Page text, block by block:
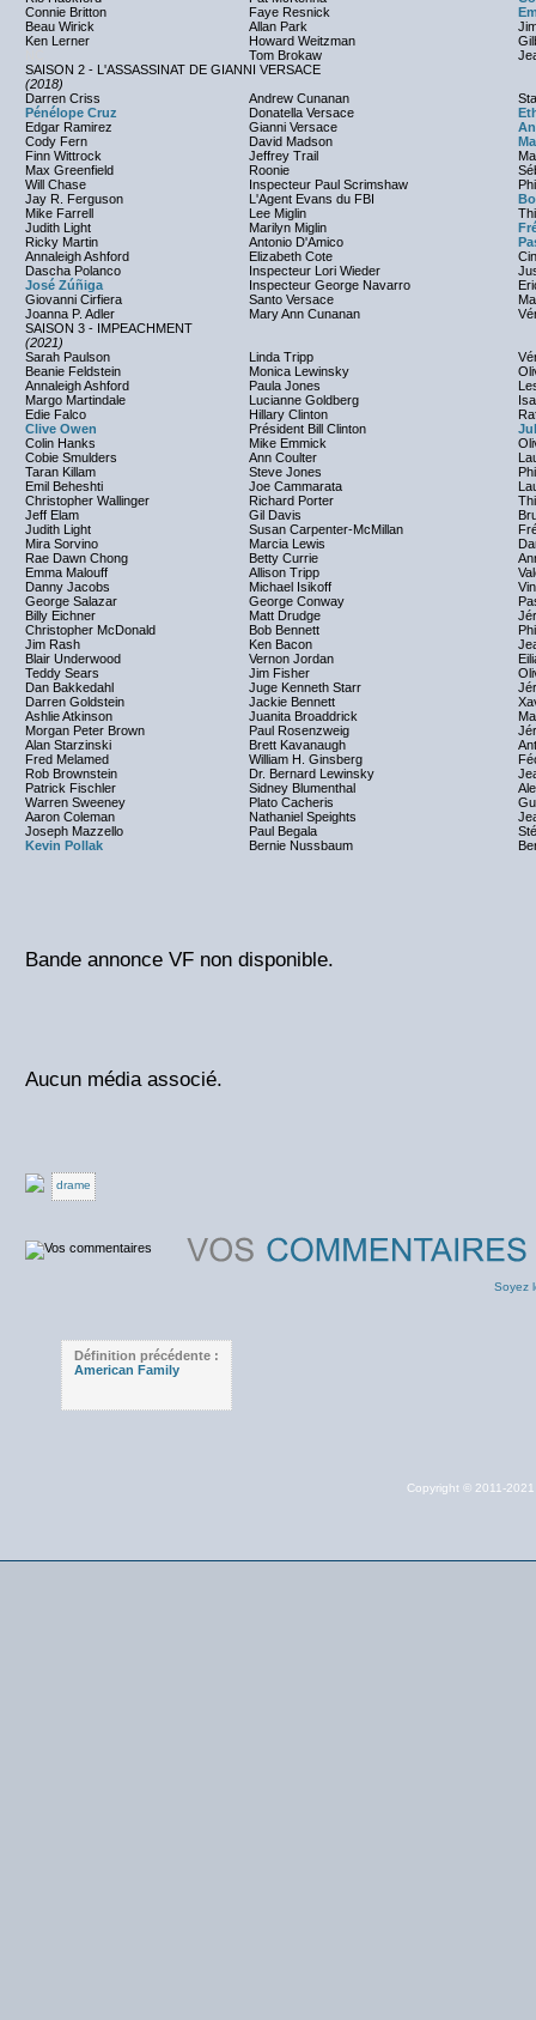
Connie Britton
Faye Resnick
Beau Wirick
Allan Park
Ken Lerner
Howard Weitzman
Tom Brokaw
SAISON 2 - L'ASSASSINAT DE GIANNI VERSACE
(2018)
Darren Criss
Andrew Cunanan
Pénélope Cruz
Donatella Versace
Edgar Ramirez
Gianni Versace
Cody Fern
David Madson
Finn Wittrock
Jeffrey Trail
Max Greenfield
Roonie
Will Chase
Inspecteur Paul Scrimshaw
Jay R. Ferguson
L'Agent Evans du FBI
Mike Farrell
Lee Miglin
Judith Light
Marilyn Miglin
Ricky Martin
Antonio D'Amico
Annaleigh Ashford
Elizabeth Cote
Dascha Polanco
Inspecteur Lori Wieder
José Zúñiga
Inspecteur George Navarro
Giovanni Cirfiera
Santo Versace
Joanna P. Adler
Mary Ann Cunanan
SAISON 3 - IMPEACHMENT
(2021)
Sarah Paulson
Linda Tripp
Beanie Feldstein
Monica Lewinsky
Annaleigh Ashford
Paula Jones
Margo Martindale
Lucianne Goldberg
Edie Falco
Hillary Clinton
Clive Owen
Président Bill Clinton
Colin Hanks
Mike Emmick
Cobie Smulders
Ann Coulter
Taran Killam
Steve Jones
Emil Beheshti
Joe Cammarata
Christopher Wallinger
Richard Porter
Jeff Elam
Gil Davis
Judith Light
Susan Carpenter-McMillan
Mira Sorvino
Marcia Lewis
Rae Dawn Chong
Betty Currie
Emma Malouff
Allison Tripp
Danny Jacobs
Michael Isikoff
George Salazar
George Conway
Billy Eichner
Matt Drudge
Christopher McDonald
Bob Bennett
Jim Rash
Ken Bacon
Blair Underwood
Vernon Jordan
Teddy Sears
Jim Fisher
Dan Bakkedahl
Juge Kenneth Starr
Darren Goldstein
Jackie Bennett
Ashlie Atkinson
Juanita Broaddrick
Morgan Peter Brown
Paul Rosenzweig
Alan Starzinski
Brett Kavanaugh
Fred Melamed
William H. Ginsberg
Rob Brownstein
Dr. Bernard Lewinsky
Patrick Fischler
Sidney Blumenthal
Warren Sweeney
Plato Cacheris
Aaron Coleman
Nathaniel Speights
Joseph Mazzello
Paul Begala
Kevin Pollak
Bernie Nussbaum
Bande annonce VF non disponible.
Aucun média associé.
drame
Soyez
Définition précédente :
American Family
Copyright © 2011-